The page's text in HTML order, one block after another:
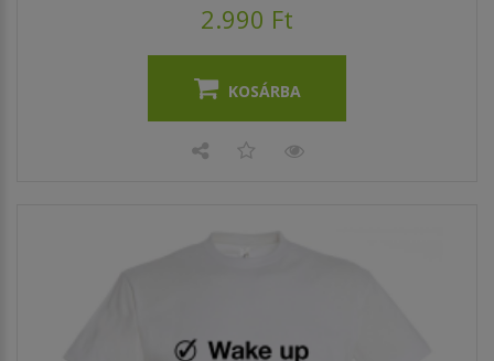
2.990 Ft
KOSÁRBA